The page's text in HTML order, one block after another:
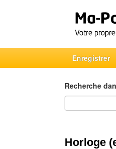
Enregistrer
Recherche
Recherche dans
Horloge